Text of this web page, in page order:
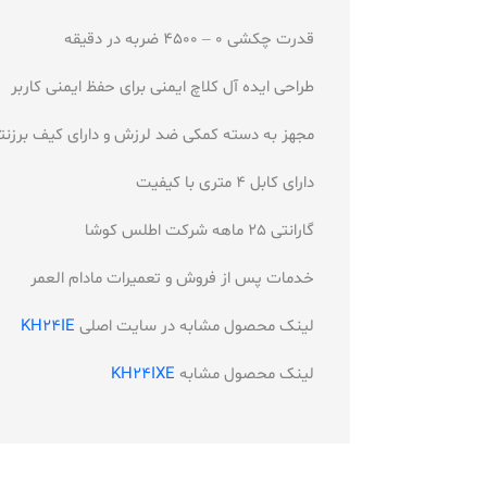
قدرت چکشی 0 – 4500 ضربه در دقیقه
طراحی ایده آل کلاچ ایمنی برای حفظ ایمنی کاربر
مجهز به دسته کمکی ضد لرزش و دارای کیف
دارای کابل 4 متری با کیفیت
گارانتی 25 ماهه شرکت اطلس کوشا
خدمات پس از فروش و تعمیرات مادام العمر
لینک محصول مشابه در سایت اصلی KH24IE
لینک محصول مشابه KH24IXE